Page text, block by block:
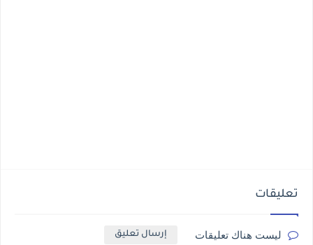
تعليقات
ليست هناك تعليقات إرسال تعليق